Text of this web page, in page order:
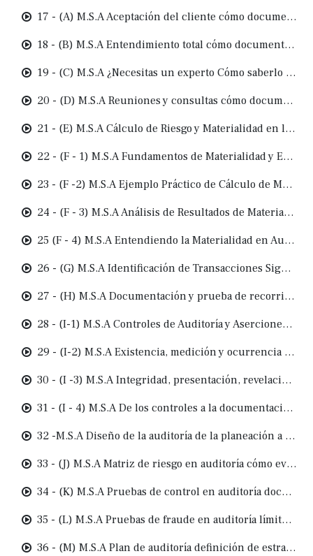
17 - (A) M.S.A Aceptación del cliente cómo documentar de forma profesional y proteger tu firma desde el inicio
18 - (B) M.S.A Entendimiento total cómo documentar lo que hace funcionar a una empresa (y proteger tu dictamen)
19 - (C) M.S.A ¿Necesitas un experto Cómo saberlo (y documentarlo) en tu auditoría
20 - (D) M.S.A Reuniones y consultas cómo documentar decisiones críticas en tu auditoría
21 - (E) M.S.A Cálculo de Riesgo y Materialidad en la Auditoría
22 - (F - 1) M.S.A Fundamentos de Materialidad y Errores Tolerables
23 - (F -2) M.S.A Ejemplo Práctico de Cálculo de Materialidad
24 - (F - 3) M.S.A Análisis de Resultados de Materialidad
25 (F - 4) M.S.A Entendiendo la Materialidad en Auditoría Tres Niveles Clave
26 - (G) M.S.A Identificación de Transacciones Significativas Clave para la Planeación y Documentación en Auditoría
27 - (H) M.S.A Documentación y prueba de recorrido en auditoría de los procesos a la evidencia
28 - (I-1) M.S.A Controles de Auditoría y Aserciones Garantizando la validez de la información financiera
29 - (I-2) M.S.A Existencia, medición y ocurrencia diferencias clave entre balance y estado de resultados
30 - (I -3) M.S.A Integridad, presentación, revelación y derechos aserciones clave en auditoría
31 - (I - 4) M.S.A De los controles a la documentación cierre de la planeación en auditoría
32 -M.S.A Diseño de la auditoría de la planeación a la estrategia de pruebas
33 - (J) M.S.A Matriz de riesgo en auditoría cómo evaluar controles y sustantivas de manera efectiva
34 - (K) M.S.A Pruebas de control en auditoría documentación, frecuencia y evaluación
35 - (L) M.S.A Pruebas de fraude en auditoría límites, procedimientos y analítica de datos
36 - (M) M.S.A Plan de auditoría definición de estrategia por cuenta y documentación del diseño